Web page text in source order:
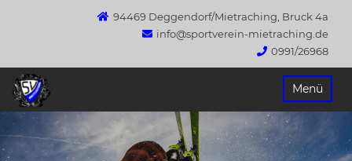
94469 Deggendorf/Mietraching, Bruck 4a
info@sportverein-mietraching.de
0991/26968
Menü